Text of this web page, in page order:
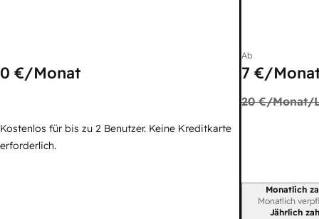
0 €/Monat
Kostenlos für bis zu 2 Benutzer. Keine Kreditkarte
erforderlich.
Ab
7 €/
20 €/Monat/
Monatlich
Monatlich
Jährlich